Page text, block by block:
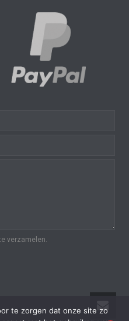
verzamelen.
te zorgen dat onze site zo